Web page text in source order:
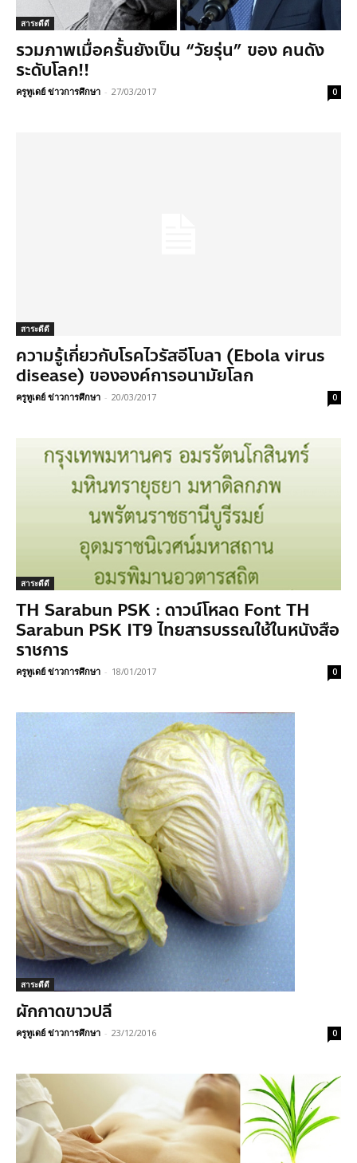
สาระดีดี
รวมภาพเมื่อครั้นยังเป็น “วัยรุ่น” ของ คนดัง
ระดับโลก!!
ครูทูเดย์ ข่าวการศึกษา - 27/03/2017 0
สาระดีดี
ความรู้เกี่ยวกับโรคไวรัสอีโบลา (Ebola virus
disease) ขององค์การอนามัยโลก
ครูทูเดย์ ข่าวการศึกษา - 20/03/2017 0
สาระดีดี
TH Sarabun PSK : ดาวน์โหลด Font TH
Sarabun PSK IT9 ไทยสารบรรณใช้ในหนังสือ
ราชการ
ครูทูเดย์ ข่าวการศึกษา - 18/01/2017 0
สาระดีดี
ผักกาดขาวปลี
ครูทูเดย์ ข่าวการศึกษา - 23/12/2016 0